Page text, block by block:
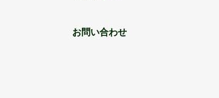
お問い合わせ